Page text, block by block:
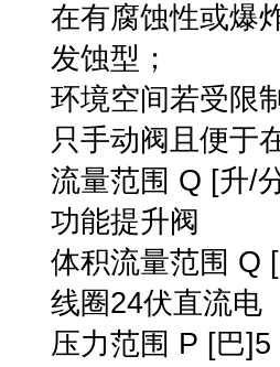
在有腐蚀性或爆
发蚀型；
环境空间若受限
只手动阀且便于
流量范围 Q [升/
功能提升阀
体积流量范围 Q
线圈24伏直流电
压力范围 P [巴]5